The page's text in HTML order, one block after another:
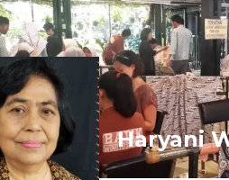
INSAN
BATIK
KAMUS
BATIK
KATALOG
BATIK
TANYA
JAWAB
Haryani